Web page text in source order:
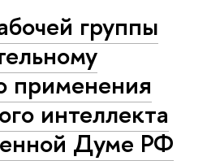
группы
применения
интеллекта
Думе РФ